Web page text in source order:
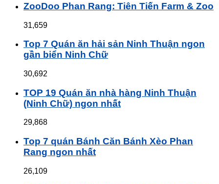
ZooDoo Phan Rang: Tiên Tiến Farm & Zoo
31,659
Top 7 Quán ăn hải sản Ninh Thuận ngon
gần biển Ninh Chữ
30,692
TOP 19 Quán ăn nhà hàng Ninh Thuận
(Ninh Chữ) ngon nhất
29,868
Top 7 quán Bánh Căn Bánh Xèo Phan
Rang ngon nhất
26,109